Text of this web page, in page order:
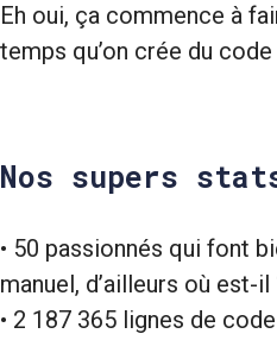
Eh oui, ça commence à
temps qu’on crée du code
Nos supers
• 50 passionnés qui font
manuel, d’ailleurs où est-il
• 2 187 365 lignes de code